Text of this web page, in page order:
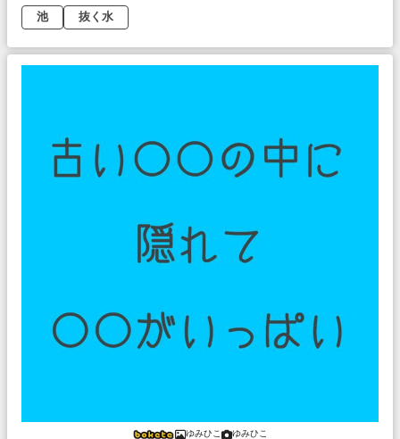
池
抜く水
ゆみひこ ゆみひこ